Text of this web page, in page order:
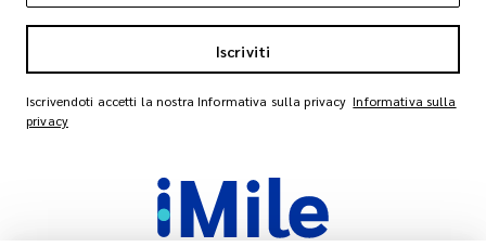
Iscriviti
Iscrivendoti accetti la nostra Informativa sulla privacy Informativa sulla
privacy